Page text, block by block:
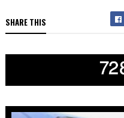
SHARE THIS